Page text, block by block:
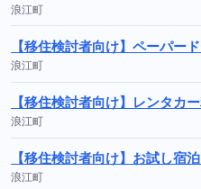
浪江町
【移住検討者向け】ペーパー
浪江町
【移住検討者向け】レンタカ
浪江町
【移住検討者向け】お試し宿
浪江町